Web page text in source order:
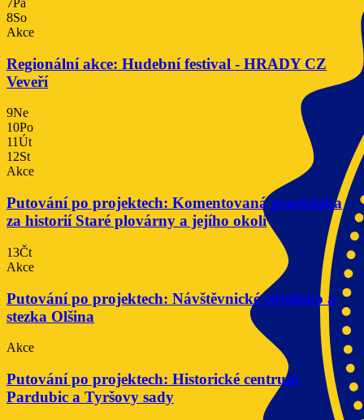
7Pá
8So
Akce
Regionální akce: Hudební festival - HRADY CZ
Veveří
9Ne
10Po
11Út
12St
Akce
Putování po projektech: Komentovaná procházka
za historií Staré plovárny a jejího okolí
13Čt
Akce
Putování po projektech: Návštěvnické středisko a
stezka Olšina
Akce
Putování po projektech: Historické centrum
Pardubic a Tyršovy sady